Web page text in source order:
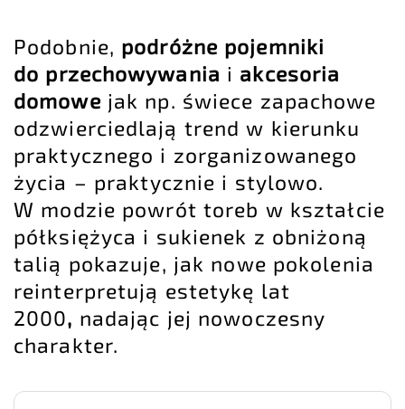
Podobnie, podróżne pojemniki
do przechowywania i akcesoria
domowejak np. świece zapachowe
odzwierciedlają trend w kierunku
praktycznego i zorganizowanego
życia – praktycznie i stylowo.
W modzie powrót toreb w kształcie
półksiężyca i sukienek z obniżoną
talią pokazuje, jak nowe pokolenia
reinterpretują estetykę lat
2000, nadając jej nowoczesny
charakter.